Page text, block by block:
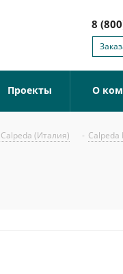
8
Проекты О
(Италия) - Calpeda